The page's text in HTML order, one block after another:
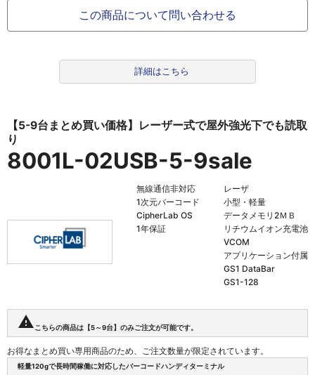
この商品について問い合わせる
詳細はこちら
【5-9台まとめ買い価格】レーザー式で屋外強光下でも読取
り
8001L-02USB-5-9sale
無線通信非対応
1次元バーコード
CipherLab OS
1年保証
レーザ
小型・軽量
データメモリ2ＭＢ
リチウムイオン充電池
VCOM
アプリケーション付属
GS1 DataBar
GS1-128
warning こちらの商品は【5～9台】のみご注文が可能です。
お得なまとめ買い専用商品のため、ご注文数量が限定されています。
軽量120gで長時間稼働に対応したバーコードハンディターミナル